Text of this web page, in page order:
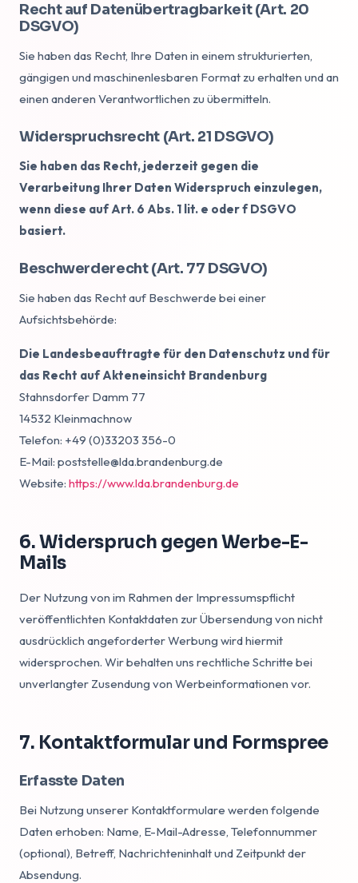
Recht auf Datenübertragbarkeit (Art. 20
DSGVO)
Sie haben das Recht, Ihre Daten in einem strukturierten,
gängigen und maschinenlesbaren Format zu erhalten und an
einen anderen Verantwortlichen zu übermitteln.
Widerspruchsrecht (Art. 21 DSGVO)
Sie haben das Recht, jederzeit gegen die
Verarbeitung Ihrer Daten Widerspruch einzulegen,
wenn diese auf Art. 6 Abs. 1 lit. e oder f DSGVO
basiert.
Beschwerderecht (Art. 77 DSGVO)
Sie haben das Recht auf Beschwerde bei einer
Aufsichtsbehörde:
Die Landesbeauftragte für den Datenschutz und für
das Recht auf Akteneinsicht Brandenburg
Stahnsdorfer Damm 77
14532 Kleinmachnow
Telefon: +49 (0)33203 356-0
E-Mail: poststelle@lda.brandenburg.de
Website: https://www.lda.brandenburg.de
6. Widerspruch gegen Werbe-E-
Mails
Der Nutzung von im Rahmen der Impressumspflicht
veröffentlichten Kontaktdaten zur Übersendung von nicht
ausdrücklich angeforderter Werbung wird hiermit
widersprochen. Wir behalten uns rechtliche Schritte bei
unverlangter Zusendung von Werbeinformationen vor.
7. Kontaktformular und Formspree
Erfasste Daten
Bei Nutzung unserer Kontaktformulare werden folgende
Daten erhoben: Name, E-Mail-Adresse, Telefonnummer
(optional), Betreff, Nachrichteninhalt und Zeitpunkt der
Absendung.